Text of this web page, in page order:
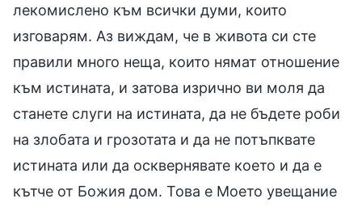
лекомислено към всички думи, които
изговарям. Аз виждам, че в живота си сте
правили много неща, които нямат отношение
към истината, и затова изрично ви моля да
станете слуги на истината, да не бъдете роби
на злобата и грозотата и да не потъпквате
истината или да осквернявате което и да е
кътче от Божия дом. Това е Моето увещание